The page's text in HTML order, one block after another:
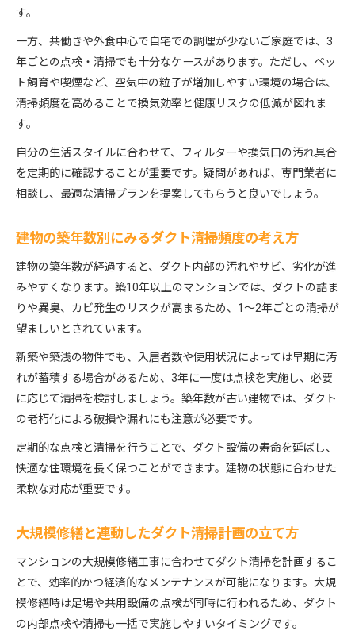
す。
一方、共働きや外食中心で自宅での調理が少ないご家庭では、3
年ごとの点検・清掃でも十分なケースがあります。ただし、ペッ
ト飼育や喫煙など、空気中の粒子が増加しやすい環境の場合は、
清掃頻度を高めることで換気効率と健康リスクの低減が図れま
す。
自分の生活スタイルに合わせて、フィルターや換気口の汚れ具合
を定期的に確認することが重要です。疑問があれば、専門業者に
相談し、最適な清掃プランを提案してもらうと良いでしょう。
建物の築年数別にみるダクト清掃頻度の考え方
建物の築年数が経過すると、ダクト内部の汚れやサビ、劣化が進
みやすくなります。築10年以上のマンションでは、ダクトの詰ま
りや異臭、カビ発生のリスクが高まるため、1〜2年ごとの清掃が
望ましいとされています。
新築や築浅の物件でも、入居者数や使用状況によっては早期に汚
れが蓄積する場合があるため、3年に一度は点検を実施し、必要
に応じて清掃を検討しましょう。築年数が古い建物では、ダクト
の老朽化による破損や漏れにも注意が必要です。
定期的な点検と清掃を行うことで、ダクト設備の寿命を延ばし、
快適な住環境を長く保つことができます。建物の状態に合わせた
柔軟な対応が重要です。
大規模修繕と連動したダクト清掃計画の立て方
マンションの大規模修繕工事に合わせてダクト清掃を計画するこ
とで、効率的かつ経済的なメンテナンスが可能になります。大規
模修繕時は足場や共用設備の点検が同時に行われるため、ダクト
の内部点検や清掃も一括で実施しやすいタイミングです。